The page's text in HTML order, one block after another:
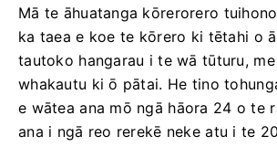
Mā te āhuatanga kōrerorero
ka taea e koe te kōrero ki tētahi o
tautoko hangarau i te wā tūturu,
whakautu ki ō pātai. He tino
e wātea ana mō ngā hāora 24 o te
ana i ngā reo rerekē neke atu i te